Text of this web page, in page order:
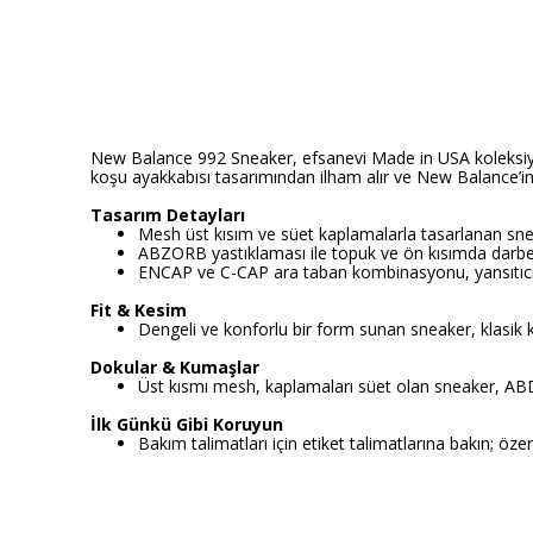
New Balance 992 Sneaker, efsanevi Made in USA
koşu ayakkabısı tasarımından ilham alır ve New
Tasarım Detayları
Mesh üst kısım ve süet kaplamalarla tasarlanan
ABZORB yastıklaması ile topuk ve ön kısımda
ENCAP ve C-CAP ara taban kombinasyonu,
Fit & Kesim
Dengeli ve konforlu bir form sunan sneaker, klasik
Dokular & Kumaşlar
Üst kısmı mesh, kaplamaları süet olan sneaker,
İlk Günkü Gibi Koruyun
Bakım talimatları için etiket talimatlarına bakın;